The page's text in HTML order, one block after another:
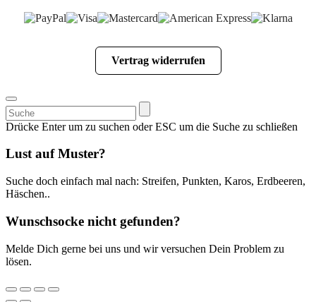
Vertrag widerrufen
Suchen
nach:
Drücke Enter um zu suchen oder ESC um die Suche zu schließen
Lust auf Muster?
Suche doch einfach mal nach: Streifen, Punkten, Karos, Erdbeeren,
Häschen..
Wunschsocke nicht gefunden?
Melde Dich gerne bei uns und wir versuchen Dein Problem zu
lösen.